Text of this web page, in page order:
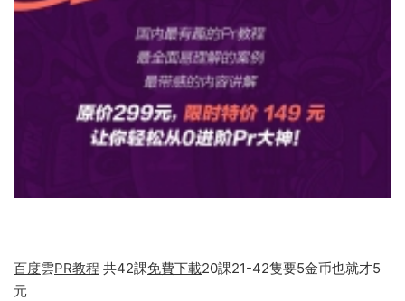
百度雲PR教程 共42課免費下載20課21-42隻要5金币也就才5
元